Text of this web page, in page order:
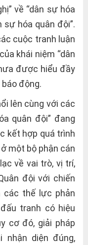
về “dân sự hóa
sự hóa quân đội”.
cuộc tranh luận
khái niệm “dân
được hiểu đầy
động.
lên cùng với các
quân đội” đang
kết hợp quá trình
ở một bộ phận cán
về vai trò, vị trí,
đội với chiến
các thế lực phản
tranh có hiệu
cơ đó, giải pháp
nhận diện đúng,